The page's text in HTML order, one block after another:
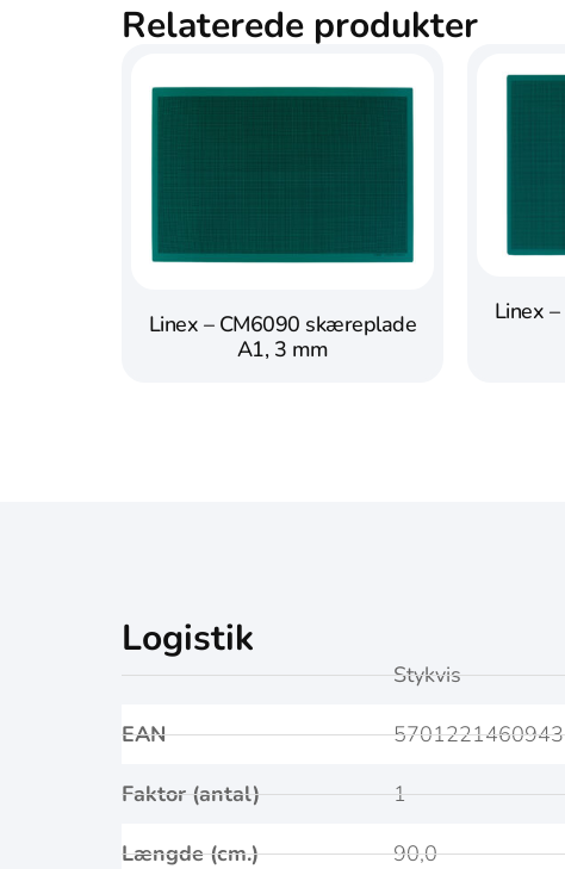
Relaterede produkter
Linex – CM6090 skæreplade
A1, 3 mm
Linex
Logistik
EAN
Faktor (antal)
Længde (cm.)
Stykvis
5701221460943
1
90,0